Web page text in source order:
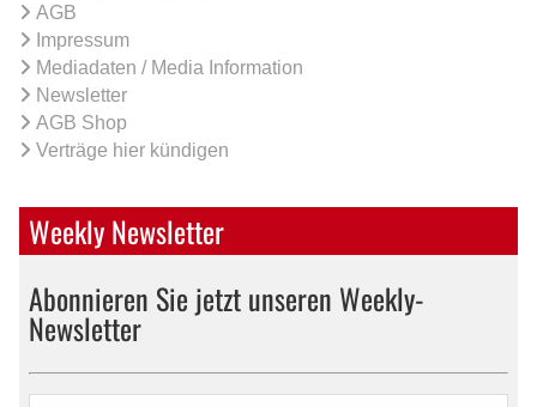
AGB
Impressum
Mediadaten / Media Information
Newsletter
AGB Shop
Verträge hier kündigen
Weekly Newsletter
Abonnieren Sie jetzt unseren Weekly-
Newsletter